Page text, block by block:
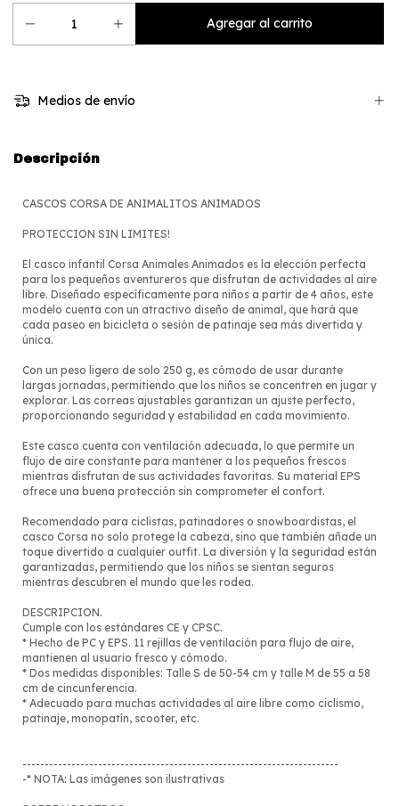
Medios de envío
Descripción
CASCOS CORSA DE ANIMALITOS ANIMADOS
PROTECCION SIN LIMITES!
El casco infantil Corsa Animales Animados es la elección perfecta
para los pequeños aventureros que disfrutan de actividades al aire
libre. Diseñado específicamente para niños a partir de 4 años, este
modelo cuenta con un atractivo diseño de animal, que hará que
cada paseo en bicicleta o sesión de patinaje sea más divertida y
única.
Con un peso ligero de solo 250 g, es cómodo de usar durante
largas jornadas, permitiendo que los niños se concentren en jugar y
explorar. Las correas ajustables garantizan un ajuste perfecto,
proporcionando seguridad y estabilidad en cada movimiento.
Este casco cuenta con ventilación adecuada, lo que permite un
flujo de aire constante para mantener a los pequeños frescos
mientras disfrutan de sus actividades favoritas. Su material EPS
ofrece una buena protección sin comprometer el confort.
Recomendado para ciclistas, patinadores o snowboardistas, el
casco Corsa no solo protege la cabeza, sino que también añade un
toque divertido a cualquier outfit. La diversión y la seguridad están
garantizadas, permitiendo que los niños se sientan seguros
mientras descubren el mundo que les rodea.
DESCRIPCION.
Cumple con los estándares CE y CPSC.
* Hecho de PC y EPS. 11 rejillas de ventilación para flujo de aire,
mantienen al usuario fresco y cómodo.
* Dos medidas disponibles: Talle S de 50-54 cm y talle M de 55 a 58
cm de cincunferencia.
* Adecuado para muchas actividades al aire libre como ciclismo,
patinaje, monopatín, scooter, etc.
-----------------------------------------------------------------------
-* NOTA: Las imágenes son ilustrativas